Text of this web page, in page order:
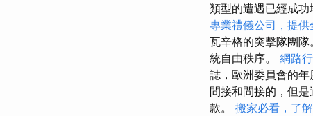
類型的遭遇已經成
專業禮儀公司，提
瓦辛格的突擊隊團
統自由秩序。 網路
誌，歐洲委員會的
間接和間接的，但
款。 搬家必看，了